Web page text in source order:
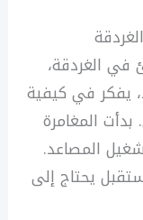
في الغردقة،
يفكر في كيفية
المغامرة
المصاعد.
يحتاج إلى